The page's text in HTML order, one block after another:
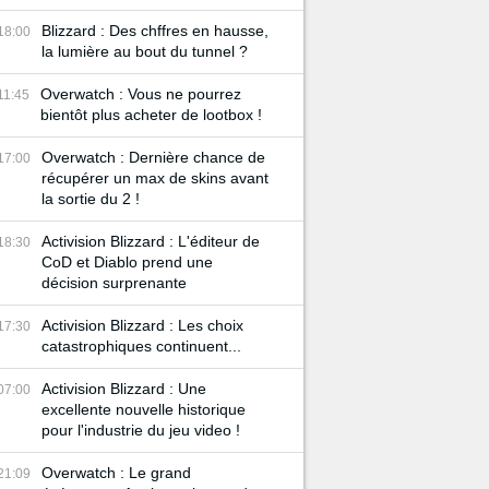
Blizzard : Des chffres en hausse,
la lumière au bout du tunnel ?
Overwatch : Vous ne pourrez
bientôt plus acheter de lootbox !
Overwatch : Dernière chance de
récupérer un max de skins avant
la sortie du 2 !
Activision Blizzard : L'éditeur de
CoD et Diablo prend une
décision surprenante
Activision Blizzard : Les choix
catastrophiques continuent...
Activision Blizzard : Une
excellente nouvelle historique
pour l'industrie du jeu video !
Overwatch : Le grand